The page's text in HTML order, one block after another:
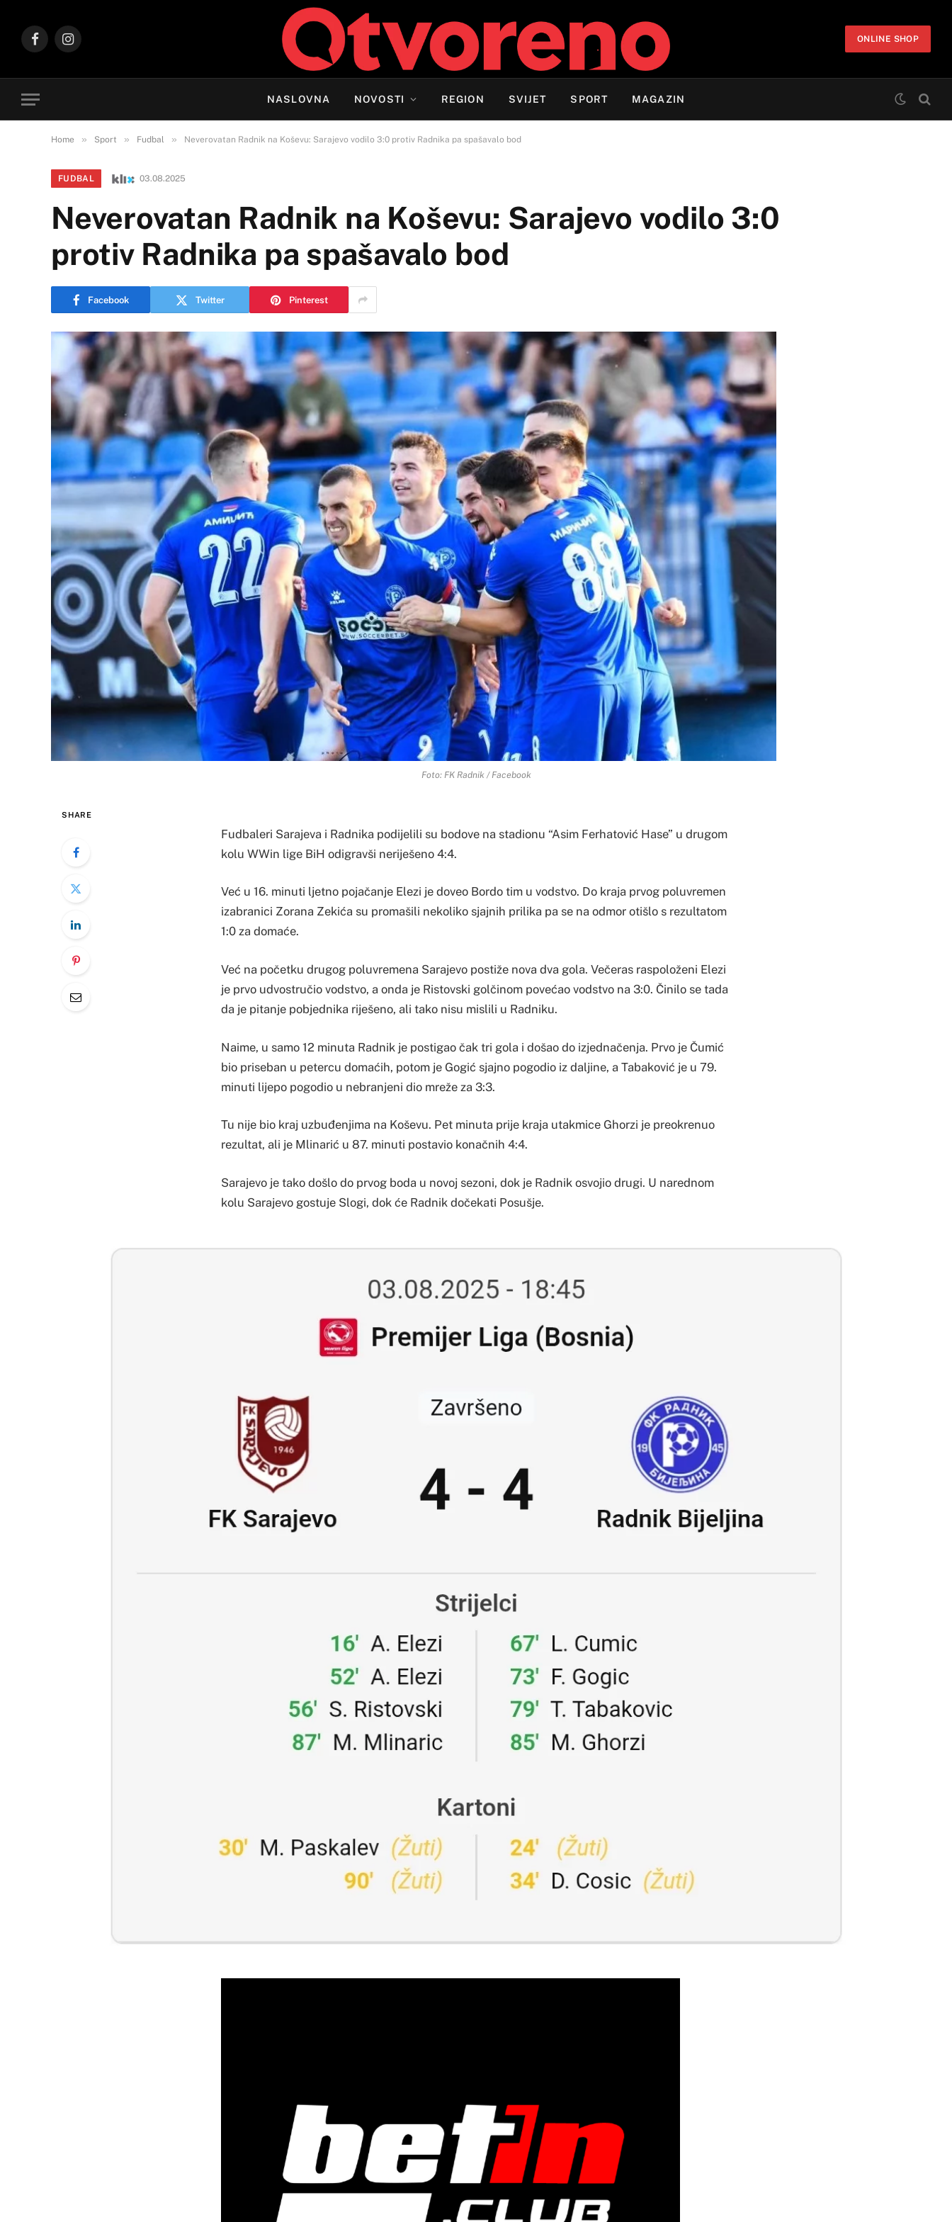
FacebookInstagram
ONLINE SHOP
NASLOVNA NOVOSTI REGION SVIJET SPORT MAGAZIN
Home » Sport » Fudbal » Neverovatan Radnik na Koševu: Sarajevo vodilo 3:0 protiv Radnika pa spašavalo bod
FUDBAL 03.08.2025
Neverovatan Radnik na Koševu: Sarajevo vodilo 3:0
protiv Radnika pa spašavalo bod
Facebook Twitter Pinterest
Foto: FK Radnik / Facebook
SHARE
Fudbaleri Sarajeva i Radnika podijelili su bodove na stadionu “Asim Ferhatović Hase” u drugom
kolu WWin lige BiH odigravši neriješeno 4:4.
Već u 16. minuti ljetno pojačanje Elezi je doveo Bordo tim u vodstvo. Do kraja prvog poluvremen
izabranici Zorana Zekića su promašili nekoliko sjajnih prilika pa se na odmor otišlo s rezultatom
1:0 za domaće.
Već na početku drugog poluvremena Sarajevo postiže nova dva gola. Večeras raspoloženi Elezi
je prvo udvostručio vodstvo, a onda je Ristovski golčinom povećao vodstvo na 3:0. Činilo se tada
da je pitanje pobjednika riješeno, ali tako nisu mislili u Radniku.
Naime, u samo 12 minuta Radnik je postigao čak tri gola i došao do izjednačenja. Prvo je Čumić
bio priseban u petercu domaćih, potom je Gogić sjajno pogodio iz daljine, a Tabaković je u 79.
minuti lijepo pogodio u nebranjeni dio mreže za 3:3.
Tu nije bio kraj uzbuđenjima na Koševu. Pet minuta prije kraja utakmice Ghorzi je preokrenuo
rezultat, ali je Mlinarić u 87. minuti postavio konačnih 4:4.
Sarajevo je tako došlo do prvog boda u novoj sezoni, dok je Radnik osvojio drugi. U narednom
kolu Sarajevo gostuje Slogi, dok će Radnik dočekati Posušje.